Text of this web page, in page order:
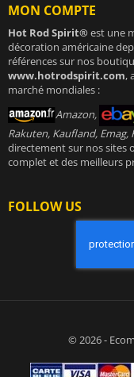
MON COMPTE
Hot Rod Spirit®est une
décoration américaine
références sur nos
www.hotrodspirit.com,
marché mondiales :
Amazon,
Rakuten, Kaufland,
directement sur nos sites
complet et des meilleurs
FOLLOW US
© 2026 -